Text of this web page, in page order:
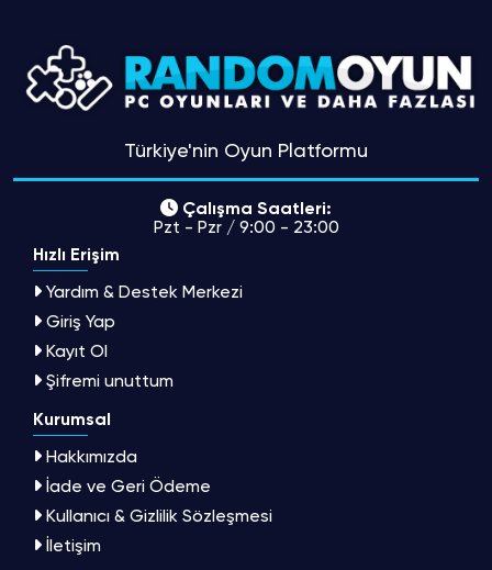
Türkiye'nin Oyun Platformu
Çalışma Saatleri:
Pzt - Pzr / 9:00 - 23:00
Hızlı Erişim
Yardım & Destek Merkezi
Giriş Yap
Kayıt Ol
Şifremi unuttum
Kurumsal
Hakkımızda
İade ve Geri Ödeme
Kullanıcı & Gizlilik Sözleşmesi
İletişim